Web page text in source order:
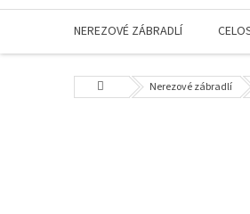
NEREZOVÉ ZÁBRADLÍ
Domů Nerezové zábradlí